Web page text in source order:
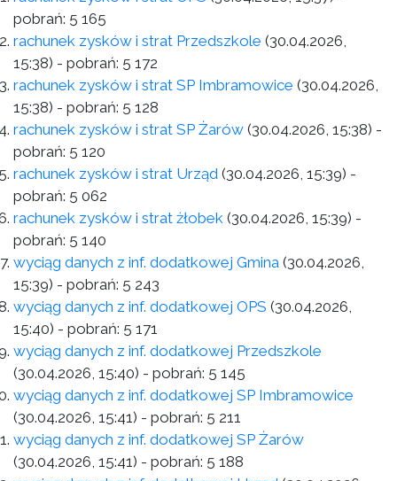
pobrań: 5 165
rachunek zysków i strat Przedszkole (30.04.2026,
15:38) - pobrań: 5 172
rachunek zysków i strat SP Imbramowice (30.04.2026,
15:38) - pobrań: 5 128
rachunek zysków i strat SP Żarów (30.04.2026, 15:38) -
pobrań: 5 120
rachunek zysków i strat Urząd (30.04.2026, 15:39) -
pobrań: 5 062
rachunek zysków i strat żłobek (30.04.2026, 15:39) -
pobrań: 5 140
wyciąg danych z inf. dodatkowej Gmina (30.04.2026,
15:39) - pobrań: 5 243
wyciąg danych z inf. dodatkowej OPS (30.04.2026,
15:40) - pobrań: 5 171
wyciąg danych z inf. dodatkowej Przedszkole
(30.04.2026, 15:40) - pobrań: 5 145
wyciąg danych z inf. dodatkowej SP Imbramowice
(30.04.2026, 15:41) - pobrań: 5 211
wyciąg danych z inf. dodatkowej SP Żarów
(30.04.2026, 15:41) - pobrań: 5 188